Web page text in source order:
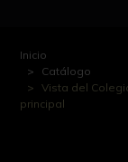
Inicio
Catálogo
Vista del
principal